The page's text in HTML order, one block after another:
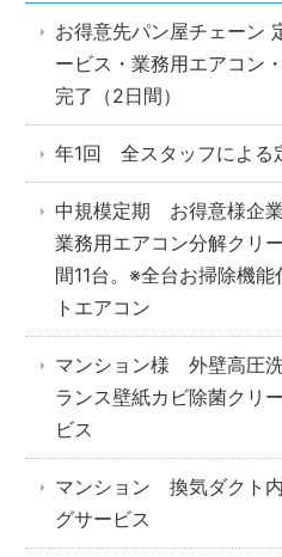
お得意先パン屋チェーン
ービス・業務用エアコン
完了（2日間）
年1回 全スタッフによる
中規模定期 お得意様企
業務用エアコン分解クリ
間11台。※全台お掃除機能
トエアコン
マンション様 外壁高圧
ランス壁紙カビ除菌クリ
ビス
マンション 換気ダクト
グサービス